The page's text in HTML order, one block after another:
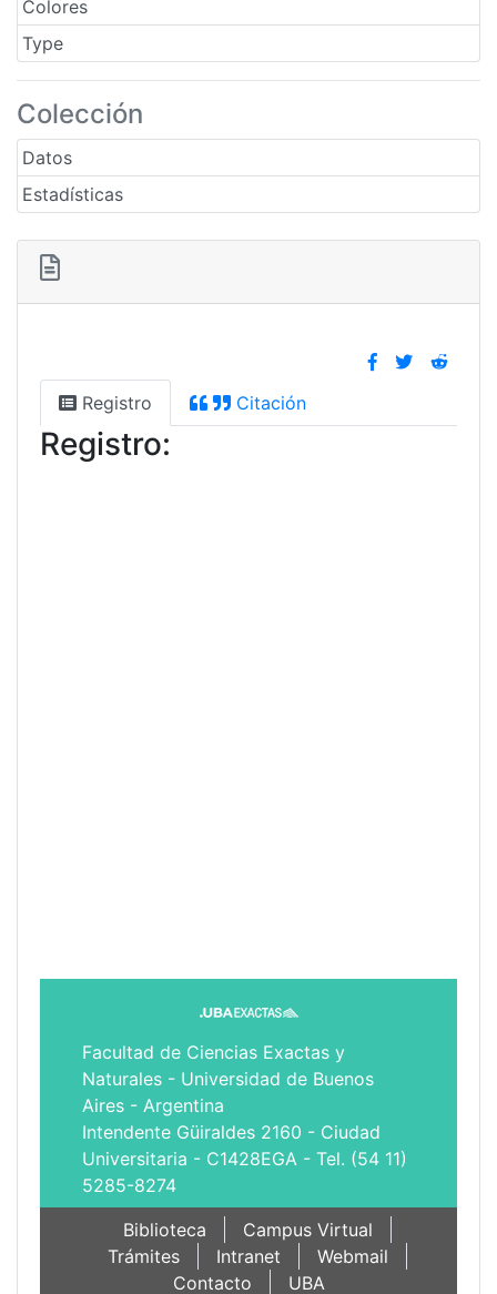
Colores
Type
Colección
Datos
Estadísticas
Registro Citación
Registro:
Facultad de Ciencias Exactas y
Naturales - Universidad de Buenos
Aires - Argentina
Intendente Güiraldes 2160 - Ciudad
Universitaria - C1428EGA - Tel. (54 11)
5285-8274
Biblioteca
Campus Virtual
Trámites
Intranet
Webmail
Contacto
UBA